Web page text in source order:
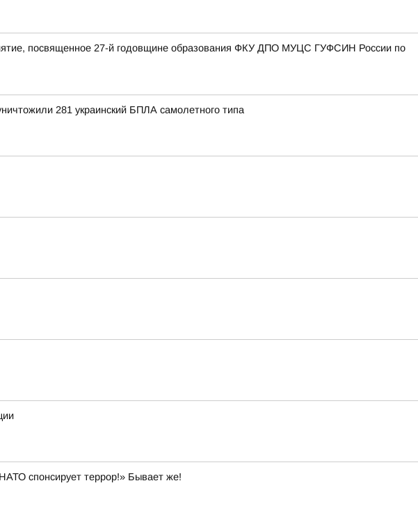
посвященное 27-й годовщине образования ФКУ ДПО МУЦС ГУФСИН России по
281 украинский БПЛА самолетного типа
спонсирует террор!» Бывает же!